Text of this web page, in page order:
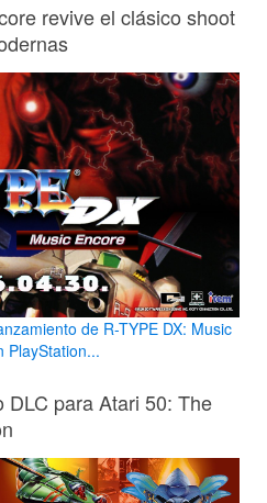
revive el clásico shoot
de R-TYPE DX: Music
PlayStation...
para Atari 50: The